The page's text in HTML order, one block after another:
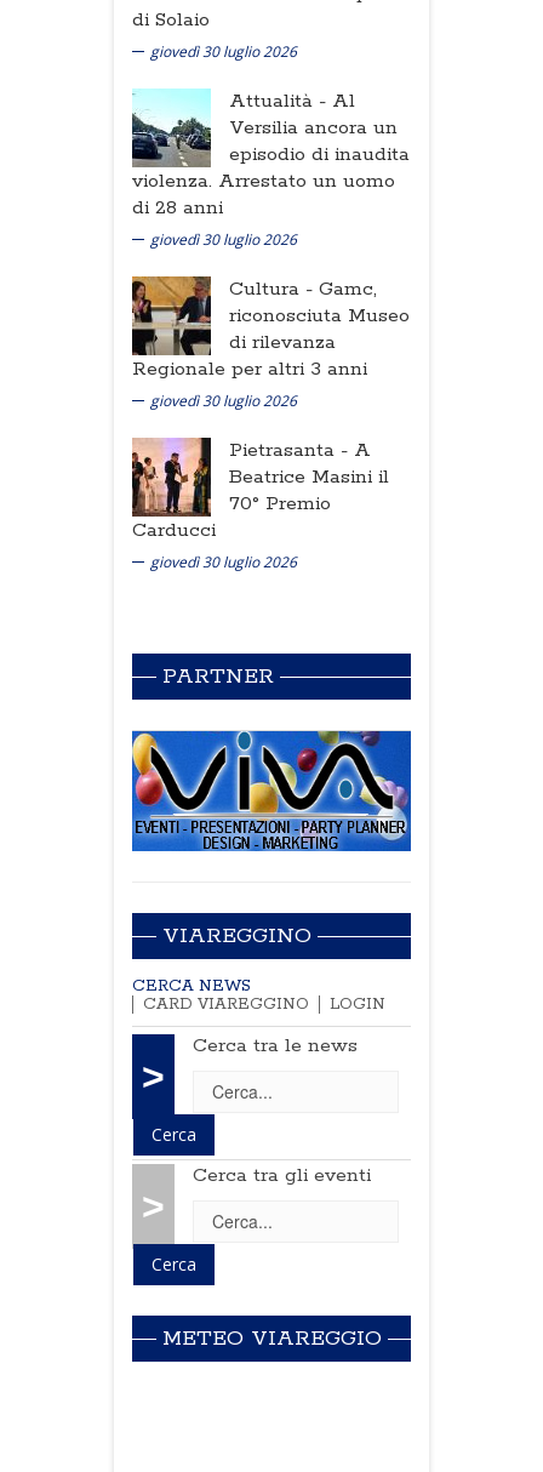
di Solaio
giovedì 30 luglio 2026
Attualità - Al
Versilia ancora un
episodio di inaudita
violenza. Arrestato un uomo
di 28 anni
giovedì 30 luglio 2026
Cultura - Gamc,
riconosciuta Museo
di rilevanza
Regionale per altri 3 anni
giovedì 30 luglio 2026
Pietrasanta - A
Beatrice Masini il
70° Premio
Carducci
giovedì 30 luglio 2026
PARTNER
VIAREGGINO
CERCA NEWS
CARD VIAREGGINO
LOGIN
>
Cerca tra le news
>
Cerca tra gli eventi
METEO VIAREGGIO